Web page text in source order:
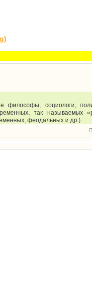
философы, социологи,
так называемых
феодальных и др.).